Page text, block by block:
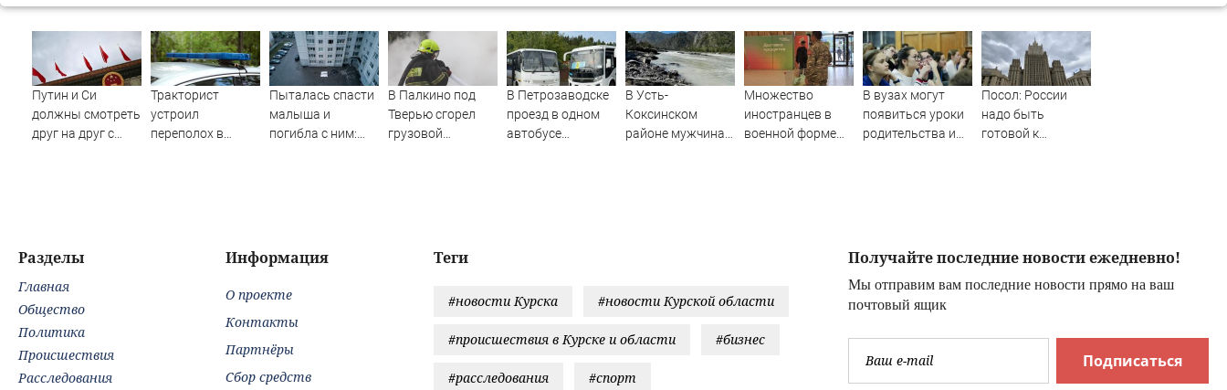
Путин и Си
должны смотреть
друг на друг с
Тракторист
устроил
переполох в
Пыталась спасти
малыша и
погибла с ним:
В Палкино под
Тверью сгорел
грузовой
Новости Твери.
В Петрозаводске
проезд в одном
автобусе
В Усть-
Коксинском
районе мужчина
Множество
иностранцев в
военной форме
В вузах могут
появиться уроки
родительства и
Посол: России
надо быть
готовой к
Получайте последние новости ежедневно!
Мы отправим вам последние новости прямо на ваш
почтовый ящик
Подписаться
Теги
#новости Курска #новости Курской области
#происшествия в Курске и области #бизнес
#расследования #спорт
Разделы
Главная
Общество
Политика
Происшествия
Расследования
Информация
О проекте
Контакты
Партнёры
Сбор средств